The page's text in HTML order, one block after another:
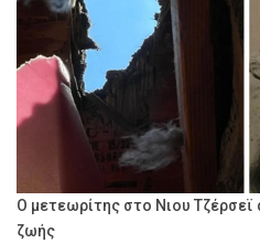
Ο μετεωρίτης στο Νιου
ζωής